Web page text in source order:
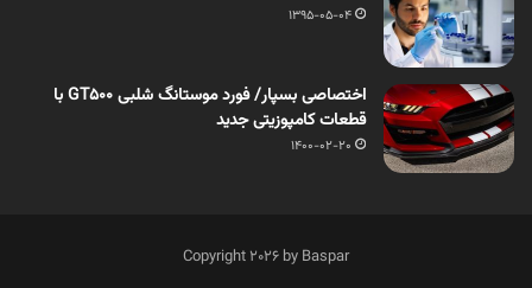
1395-05-04
اختصاصی بسپار/ فورد موستانگ شلبی GT500 با
قطعات کامپوزیتی جدید
1400-02-20
Copyright 2026 by Baspar